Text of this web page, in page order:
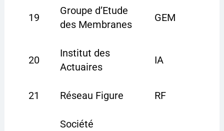
19
Groupe d’Etude
des Membranes
GEM
20
Institut des
Actuaires
IA
21 Réseau Figure RF
Société